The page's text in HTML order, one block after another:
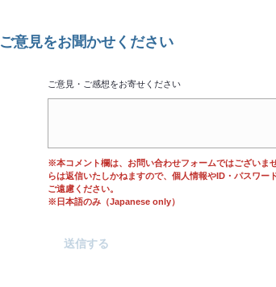
ご意見をお聞かせください
ご意見・ご感想をお寄せください
※本コメント欄は、お問い合わせフォームではございま
らは返信いたしかねますので、個人情報やID・パスワー
ご遠慮ください。
※日本語のみ（Japanese only）